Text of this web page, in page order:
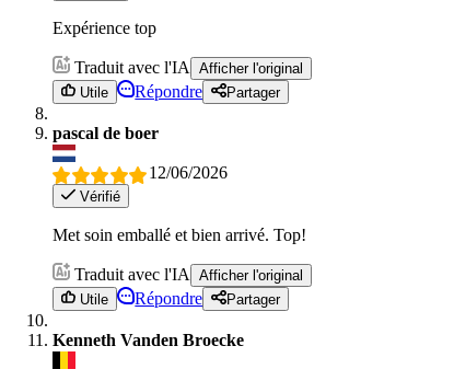
Expérience top
Traduit avec l'IA
Afficher l'original
Utile
Répondre Partager
pascal de boer
12/06/2026
Vérifié
Met soin emballé et bien arrivé. Top!
Traduit avec l'IA
Afficher l'original
Utile
Répondre Partager
Kenneth Vanden Broecke